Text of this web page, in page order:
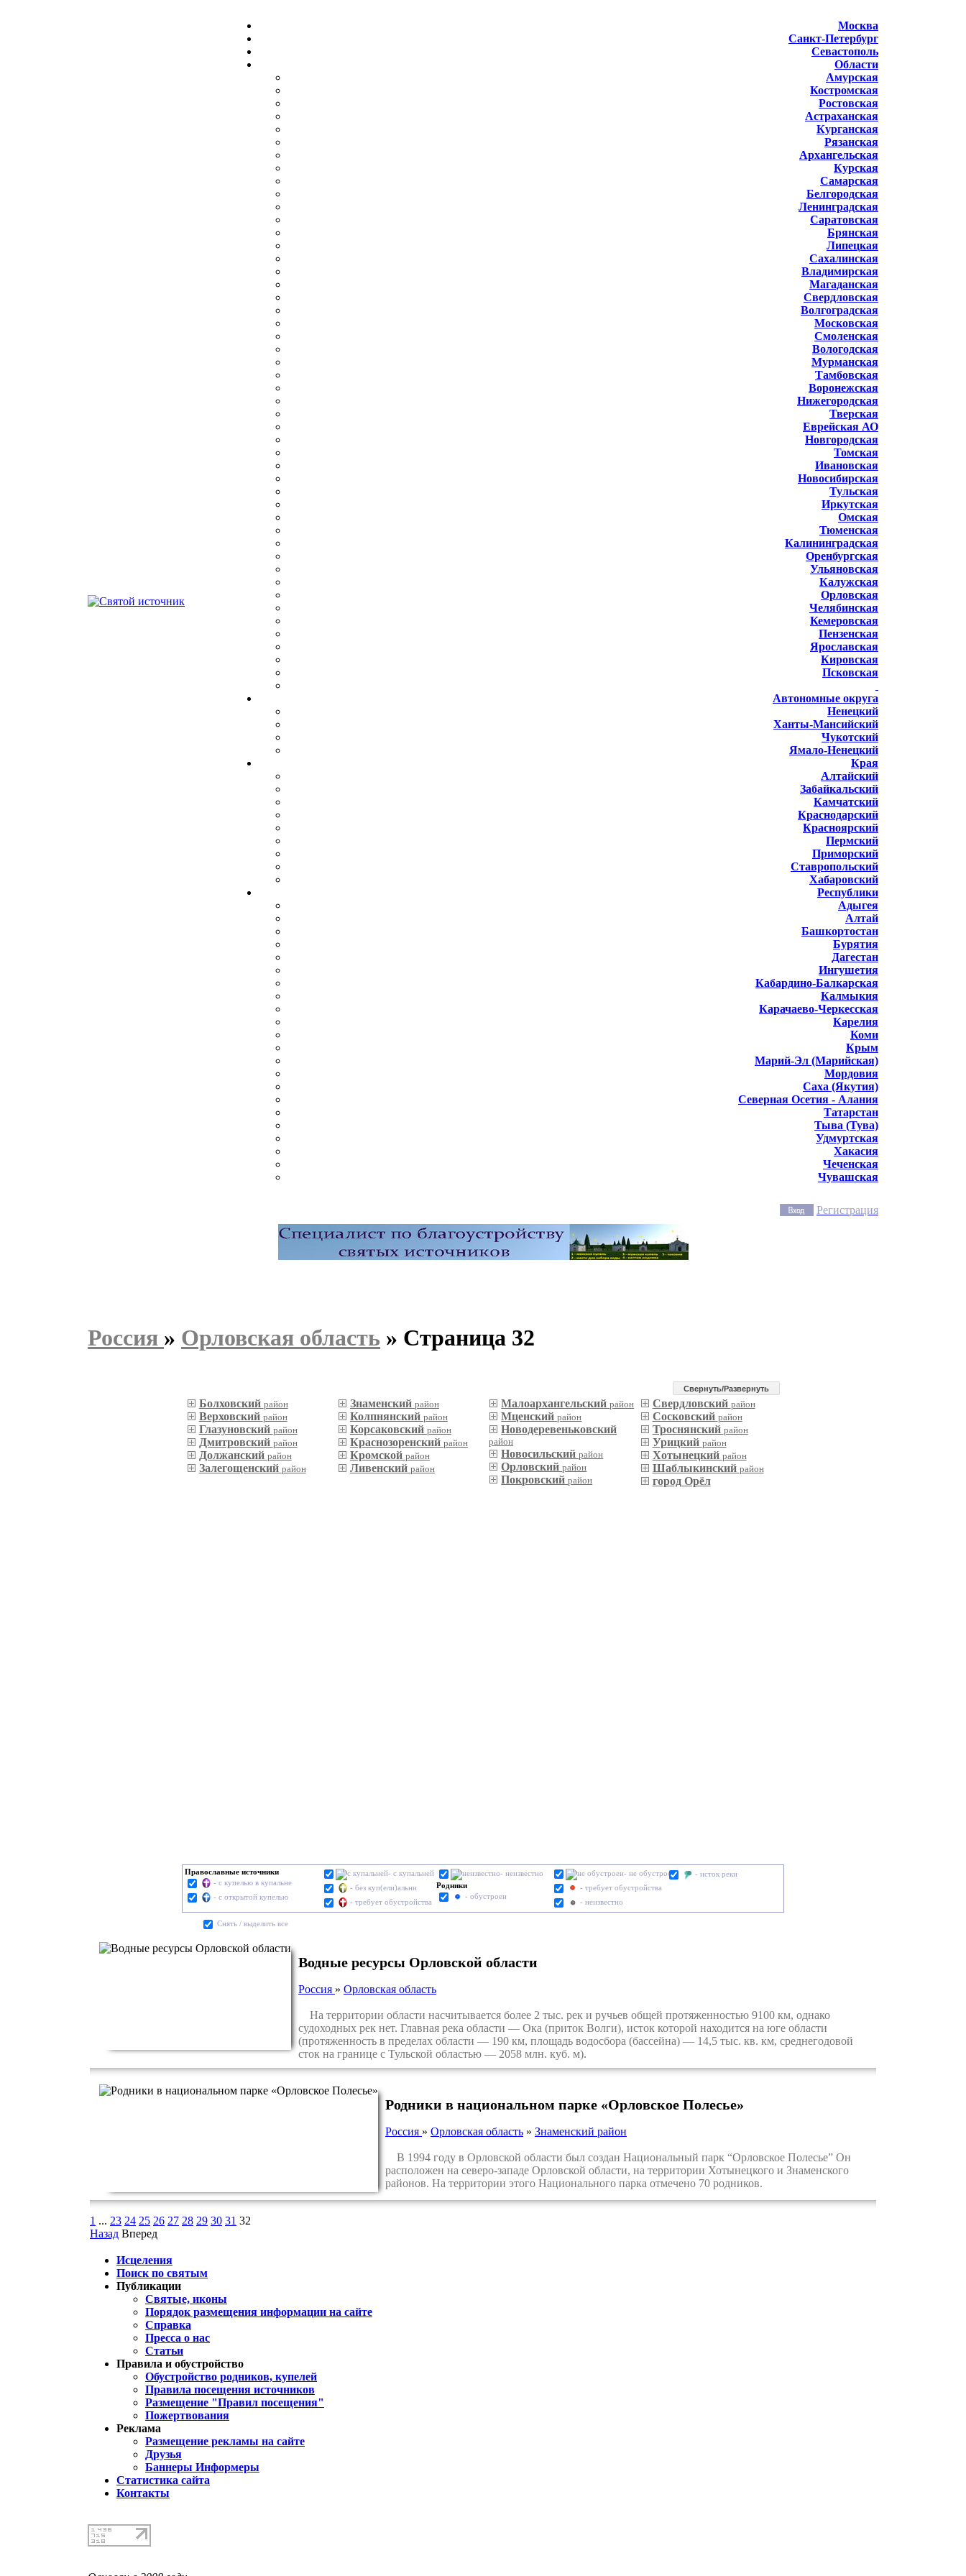
Москва
Санкт-Петербург
Севастополь
Области
Амурская
Костромская
Ростовская
Астраханская
Курганская
Рязанская
Архангельская
Курская
Самарская
Белгородская
Ленинградская
Саратовская
Брянская
Липецкая
Сахалинская
Владимирская
Магаданская
Свердловская
Волгоградская
Московская
Смоленская
Вологодская
Мурманская
Тамбовская
Воронежская
Нижегородская
Тверская
Еврейская АО
Новгородская
Томская
Ивановская
Новосибирская
Тульская
Иркутская
Омская
Тюменская
Калининградская
Оренбургская
Ульяновская
Калужская
Орловская
Челябинская
Кемеровская
Пензенская
Ярославская
Кировская
Псковская
Автономные округа
Ненецкий
Ханты-Мансийский
Чукотский
Ямало-Ненецкий
Края
Алтайский
Забайкальский
Камчатский
Краснодарский
Красноярский
Пермский
Приморский
Ставропольский
Хабаровский
Республики
Адыгея
Алтай
Башкортостан
Бурятия
Дагестан
Ингушетия
Кабардино-Балкарская
Калмыкия
Карачаево-Черкесская
Карелия
Коми
Крым
Марий-Эл (Марийская)
Мордовия
Саха (Якутия)
Северная Осетия - Алания
Татарстан
Тыва (Тува)
Удмуртская
Хакасия
Чеченская
Чувашская
Регистрация
Россия » Орловская область » Страница 32
Cвернуть/Развернуть
Болховский район
Верховский район
Глазуновский район
Дмитровский район
Должанский район
Залегощенский район
Знаменский район
Колпнянский район
Корсаковский район
Краснозоренский район
Кромской район
Ливенский район
Малоархангельскийрайон
Мценскийрайон
Новодеревеньковский
район
Новосильскийрайон
Орловскийрайон
Покровскийрайон
Свердловский район
Сосковский район
Троснянский район
Урицкий район
Хотынецкий район
Шаблыкинский район
город Орёл
Православные источники
- с купелью в купальне
- с открытой купелью
- с купальней
- без куп(ели)альни
- требует обустройства
- неизвестно
Родники
- обустроен
- не обустроен
- требует обустройства
- неизвестно
- исток реки
Cнять / выделить все
Водные ресурсы Орловской области
Россия » Орловская область
На территории области насчитывается более 2 тыс. рек и ручьев общей протяженностью 9100 км, однако
судоходных рек нет. Главная река области — Ока (приток Волги), исток которой находится на юге области
(протяженность в пределах области — 190 км, площадь водосбора (бассейна) — 14,5 тыс. кв. км, среднегодовой
сток на границе с Тульской областью — 2058 млн. куб. м).
Родники в национальном парке «Орловское Полесье»
Россия » Орловская область » Знаменский район
В 1994 году в Орловской области был создан Национальный парк “Орловское Полесье” Он
расположен на северо-западе Орловской области, на территории Хотынецкого и Знаменского
районов. На территории этого Национального парка отмечено 70 родников.
1 ... 23 24 25 26 27 28 29 30 31 32
Назад Вперед
Исцеления
Поиск по святым
Публикации
Святые, иконы
Порядок размещения информации на сайте
Справка
Пресса о нас
Статьи
Правила и обустройство
Обустройство родников, купелей
Правила посещения источников
Размещение "Правил посещения"
Пожертвования
Реклама
Размещение рекламы на сайте
Друзья
Баннеры Информеры
Статистика сайта
Контакты